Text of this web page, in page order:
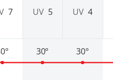
7
UV 5
30°
UV4
30°